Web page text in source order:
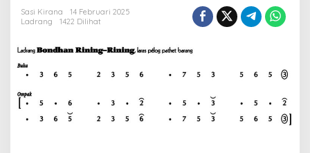
Barang
Sasi Kirana
14 Februari 2025
Ladrang
1422 Dilihat